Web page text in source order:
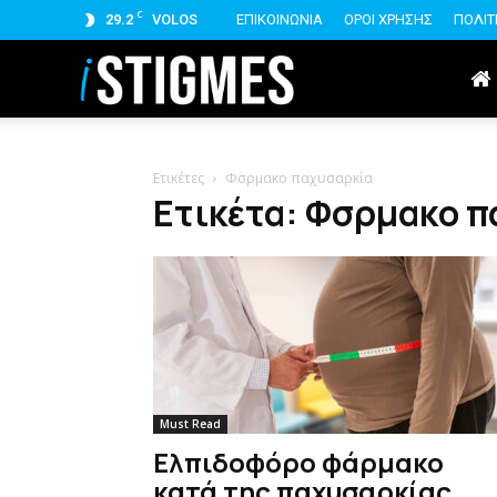
29.2 C VOLOS ΕΠΙΚΟΙΝΩΝΙΑ ΟΡΟΙ ΧΡΗΣΗΣ
istigmes
Ετικέτες Φσρμακο παχυσαρκία
Ετικέτα: Φσρμακο
Must Read
Ελπιδοφόρο φάρμακο